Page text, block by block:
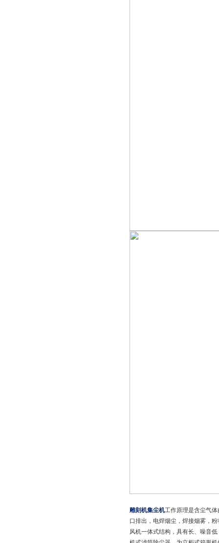
雕刻机集尘机工作原理是含尘气
口排出，电焊烟尘，焊接烟雾，
风机一体式结构，具有长、噪音